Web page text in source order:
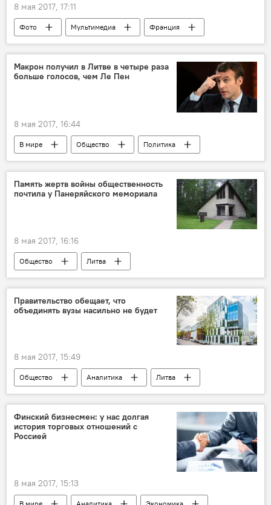
8 мая 2017, 17:11
Фото Мультимедиа
Франция
Марин Ле Пен
Эммануэль Макрон
Макрон получил в Литве в четыре раза
больше голосов, чем Ле Пен
8 мая 2017, 16:44
В мире Общество
Политика
Цифра дня
Литва
Франция
Эммануэль Макрон
президентские выборы
Память жертв войны общественность
почтила у Панеряйского мемориала
8 мая 2017, 16:16
Общество
Литва
Александр Удальцов
Панеряйский мемориал
Антакальнисское кладбище Вильнюса
Правительство обещает, что
объединять вузы насильно не будет
8 мая 2017, 15:49
Общество Аналитика
Литва
Саулюс Сквернялис
Юргита Петраускене
реформа литовских вузов
Образование в Литве: есть ли чему поучиться
Финский бизнесмен: у нас долгая
история торговых отношений с
Россией
8 мая 2017, 15:13